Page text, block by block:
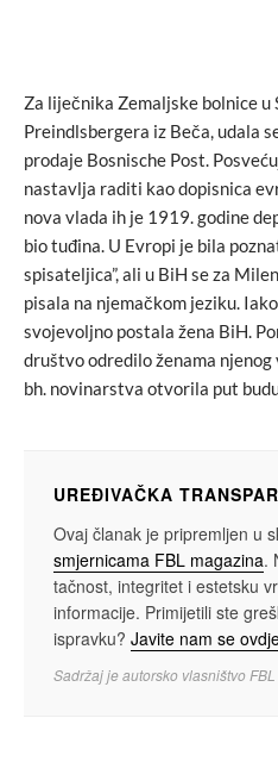
Za liječnika Zemaljske bolnice u
Preindlsbergera iz Beča, udala
prodaje Bosnische Post.
nastavlja raditi kao dopisnica
nova vlada ih je 1919. godine
bio tuđina. U Evropi je bila
spisateljica”, ali u BiH se za
pisala na njemačkom jeziku.
svojevoljno postala žena BiH.
društvo odredilo ženama
bh. novinarstva otvorila put
UREĐIVAČKA
Ovaj članak je pripremljen u
smjernicama FBL magazina.
tačnost, integritet i estetsku
informacije. Primijetili ste
ispravku? Javite nam se
Sadržaj je autorsko vlasništvo